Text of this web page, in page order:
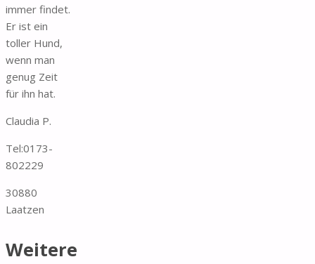
immer findet.
Er ist ein
toller Hund,
wenn man
genug Zeit
für ihn hat.
Claudia P.
Tel:0173-
802229
30880
Laatzen
Weitere